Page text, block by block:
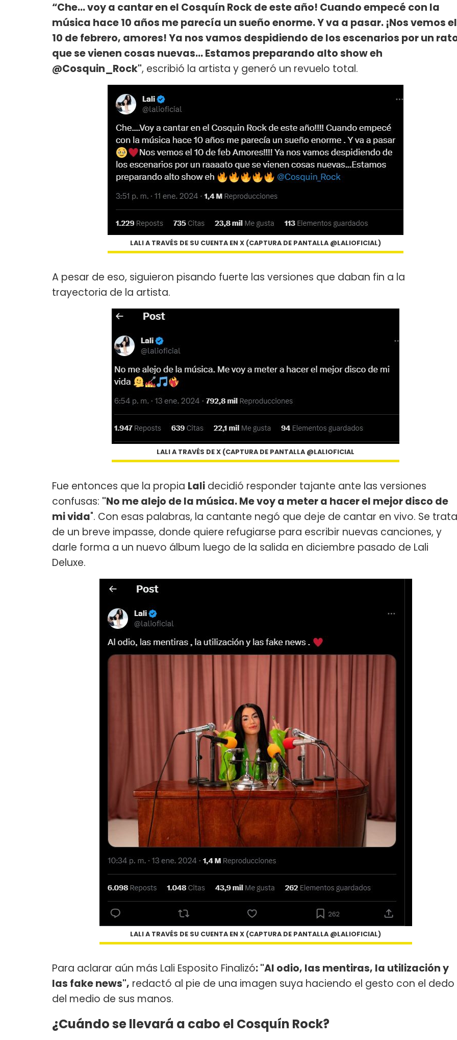
“Che... voy a cantar en el Cosquín Rock de este año! Cuando empecé con la
música hace 10 años me parecía un sueño enorme. Y va a pasar. ¡Nos vemos el
10 de febrero, amores! Ya nos vamos despidiendo de los escenarios por un
que se vienen cosas nuevas... Estamos preparando alto show eh
@Cosquin_Rock", escribió la artista y generó un revuelo total.
LALI A TRAVÉS DE SU CUENTA EN X (CAPTURA DE PANTALLA @LALIOFICIAL)
A pesar de eso, siguieron pisando fuerte las versiones que daban fin a la
trayectoria de la artista.
LALI A TRAVÉS DE X (CAPTURA DE PANTALLA @LALIOFICIAL
Fue entonces que la propia Lali decidió responder tajante ante las versiones
confusas: "No me alejo de la música. Me voy a meter a hacer el mejor disco de
mi vida". Con esas palabras, la cantante negó que deje de cantar en vivo. Se trata
de un breve impasse, donde quiere refugiarse para escribir nuevas canciones, y
darle forma a un nuevo álbum luego de la salida en diciembre pasado de Lali
Deluxe.
LALI A TRAVÉS DE SU CUENTA EN X (CAPTURA DE PANTALLA @LALIOFICIAL)
Para aclarar aún más Lali Esposito Finalizó: "Al odio, las mentiras, la utilización y
las fake news", redactó al pie de una imagen suya haciendo el gesto con el dedo
del medio de sus manos.
¿Cuándo se llevará a cabo el Cosquín Rock?